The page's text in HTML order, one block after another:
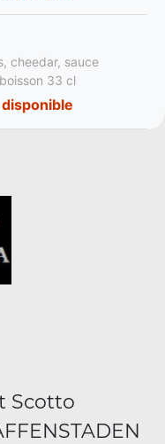
cheedar, sauce
33 cl
Scotto